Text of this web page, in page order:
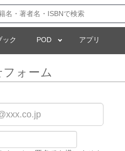
ック POD アプリ
ォーム